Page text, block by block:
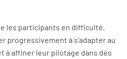
les participants en difficulté,
progressivement à s’adapter au
à affiner leur pilotage dans des